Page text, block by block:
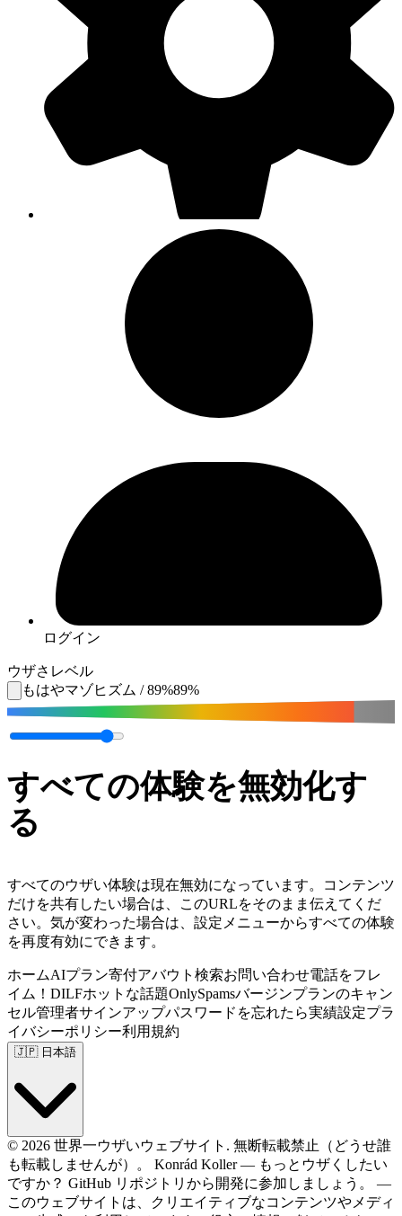
ログイン
ウザさレベル
もはやマゾヒズム /89%89%
すべての体験を無効化す
る
すべてのウザい体験は現在無効になっています。コンテンツ
だけを共有したい場合は、このURLをそのまま伝えてくだ
さい。気が変わった場合は、設定メニューからすべての体験
を再度有効にできます。
ホームAIプラン寄付アバウト 検索お問い合わせ電話をフレ
イム！ DILFホットな話題OnlySpamsバージンプランのキャン
セル管理者サインアップパスワードを忘れたら実績設定プラ
イバシーポリシー利用規約
🇯🇵 日本語
© 2026 世界一ウザいウェブサイト. 無断転載禁止（どうせ誰
も転載しませんが）。
Konrád Koller— もっとウザくしたい
ですか？ GitHub リポジトリから開発に参加しましょう。
—
このウェブサイトは、クリエイティブなコンテンツやメディ